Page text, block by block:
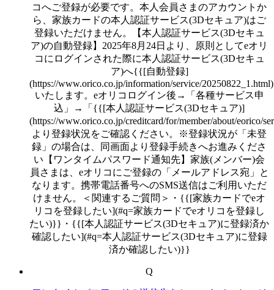
コへご登録が必要です。本人会員さまのアカウントか
ら、家族カードの本人認証サービス(3Dセキュア)はご
登録いただけません。【本人認証サービス(3Dセキュ
ア)の自動登録】2025年8月24日より、原則としてeオリ
コにログインされた際に本人認証サービス(3Dセキュ
ア)へ{{[自動登録]
(https://www.orico.co.jp/information/service/
いたします。eオリコログイン後→「各種サービス申
込」→「{{[本人認証サービス(3Dセキュア)]
(https://www.orico.co.jp/creditcard/for/member/about/eorico/
より登録状況をご確認ください。※登録状況が「未登
録」の場合は、同画面より登録手続きへお進みくださ
い【ワンタイムパスワード通知先】家族(メンバー)会
員さまは、eオリコにご登録の「メールアドレス宛」と
なります。携帯電話番号へのSMS送信はご利用いただ
けません。＜関連するご質問＞・{{[家族カードでeオ
リコを登録したい](#q=家族カードでeオリコを登録し
たい)}}・{{[本人認証サービス(3Dセキュア)に登録済か
確認したい](#q=本人認証サービス(3Dセキュア)に登録
済か確認したい)}}
Q